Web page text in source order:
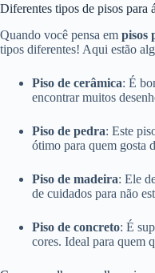
Diferentes tipos de pisos para
Quando você pensa em pisos
tipos diferentes! Aqui estão
Piso de cerâmica: É
encontrar muitos
Piso de pedra: Este
ótimo para quem gosta
Piso de madeira: Ele
de cuidados para não
Piso de concreto: É
cores. Ideal para quem